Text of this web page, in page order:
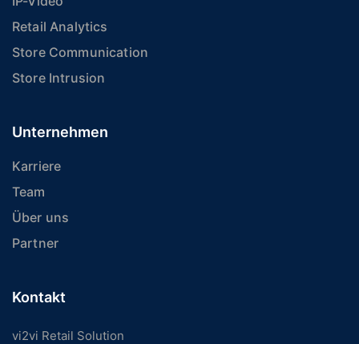
Retail Analytics
Store Communication
Store Intrusion
Unternehmen
Karriere
Team
Über uns
Partner
Kontakt
vi2vi Retail Solution